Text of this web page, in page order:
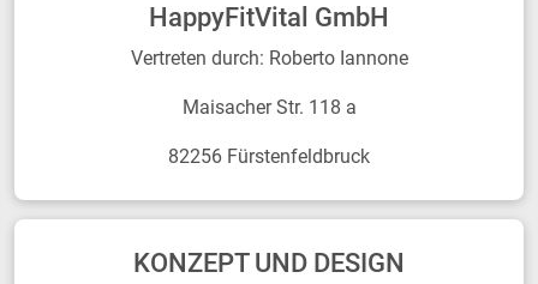
HappyFitVital GmbH
Vertreten durch: Roberto Iannone
Maisacher Str. 118 a
82256 Fürstenfeldbruck
KONZEPT UND DESIGN